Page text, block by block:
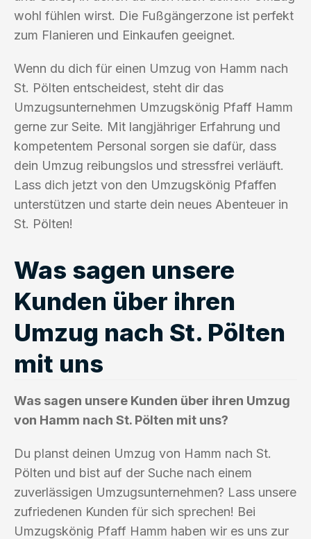
wohl fühlen wirst. Die Fußgängerzone ist perfekt
zum Flanieren und Einkaufen geeignet.
Wenn du dich für einen Umzug von Hamm nach
St. Pölten entscheidest, steht dir das
Umzugsunternehmen Umzugskönig Pfaff Hamm
gerne zur Seite. Mit langjähriger Erfahrung und
kompetentem Personal sorgen sie dafür, dass
dein Umzug reibungslos und stressfrei verläuft.
Lass dich jetzt von den Umzugskönig Pfaffen
unterstützen und starte dein neues Abenteuer in
St. Pölten!
Was sagen unsere
Kunden über ihren
Umzug nach St. Pölten
mit uns
Was sagen unsere Kunden über ihren Umzug
von Hamm nach St. Pölten mit uns?
Du planst deinen Umzug von Hamm nach St.
Pölten und bist auf der Suche nach einem
zuverlässigen Umzugsunternehmen? Lass unsere
zufriedenen Kunden für sich sprechen! Bei
Umzugskönig Pfaff Hamm haben wir es uns zur